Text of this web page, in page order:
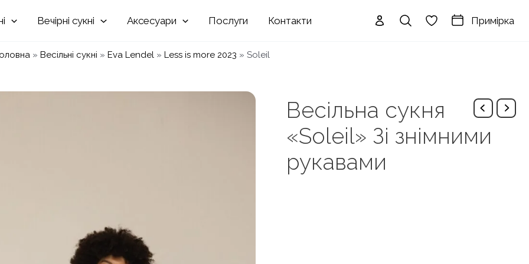
Вечірні Аксесуари Послуги Контакти Примірка
» Весільні сукні » Eva Lendel » Less is more 2023 » Soleil
Весільна сукня
«Soleil» Зі знімними
рукавами